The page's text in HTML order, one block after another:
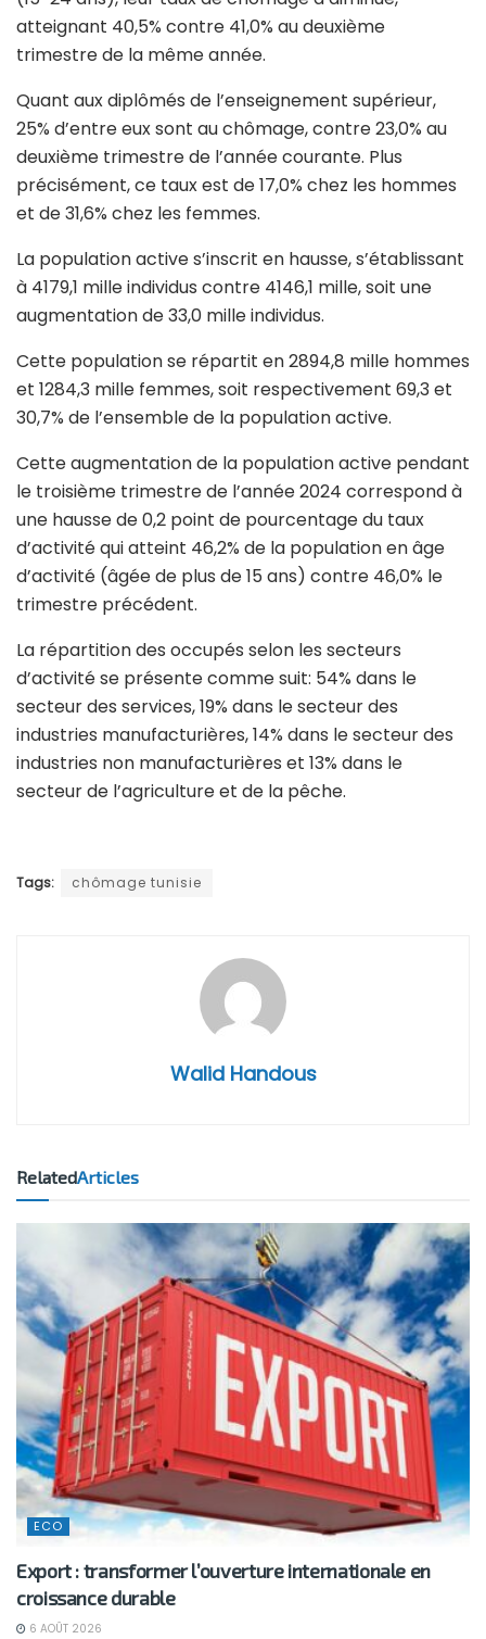
atteignant 40,5% contre 41,0% au deuxième
trimestre de la même année.
Quant aux diplômés de l’enseignement supérieur,
25% d’entre eux sont au chômage, contre 23,0% au
deuxième trimestre de l’année courante. Plus
précisément, ce taux est de 17,0% chez les hommes
et de 31,6% chez les femmes.
La population active s’inscrit en hausse, s’établissant
à 4179,1 mille individus contre 4146,1 mille, soit une
augmentation de 33,0 mille individus.
Cette population se répartit en 2894,8 mille hommes
et 1284,3 mille femmes, soit respectivement 69,3 et
30,7% de l’ensemble de la population active.
Cette augmentation de la population active pendant
le troisième trimestre de l’année 2024 correspond à
une hausse de 0,2 point de pourcentage du taux
d’activité qui atteint 46,2% de la population en âge
d’activité (âgée de plus de 15 ans) contre 46,0% le
trimestre précédent.
La répartition des occupés selon les secteurs
d’activité se présente comme suit: 54% dans le
secteur des services, 19% dans le secteur des
industries manufacturières, 14% dans le secteur des
industries non manufacturières et 13% dans le
secteur de l’agriculture et de la pêche.
Tags: chômage tunisie
Walid Handous
RelatedArticles
ECO
Export : transformer l’ouverture internationale en
croissance durable
6 AOÛT 2026